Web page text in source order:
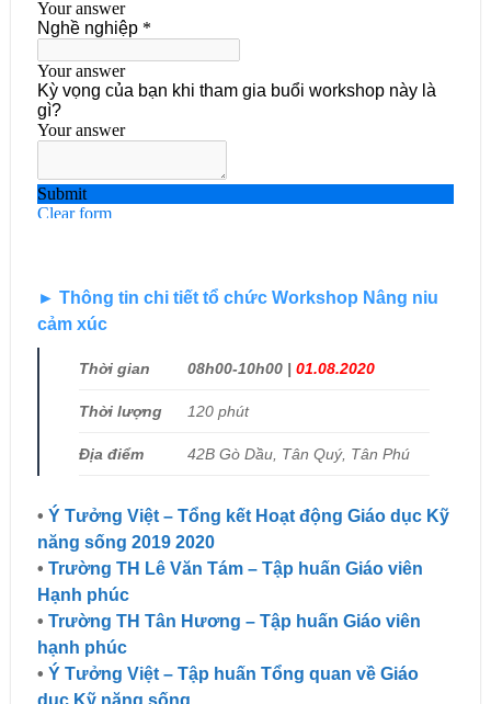
► Thông tin chi tiết tổ chức Workshop Nâng niu
cảm xúc
Thời gian 08h00-10h00 |01.08.2020
Thời lượng 120 phút
Địa điểm 42B Gò Dầu, Tân Quý, Tân Phú
• Ý Tưởng Việt – Tổng kết Hoạt động Giáo dục Kỹ
năng sống 2019 2020
• Trường TH Lê Văn Tám – Tập huấn Giáo viên
Hạnh phúc
• Trường TH Tân Hương – Tập huấn Giáo viên
hạnh phúc
• Ý Tưởng Việt – Tập huấn Tổng quan về Giáo
dục Kỹ năng sống